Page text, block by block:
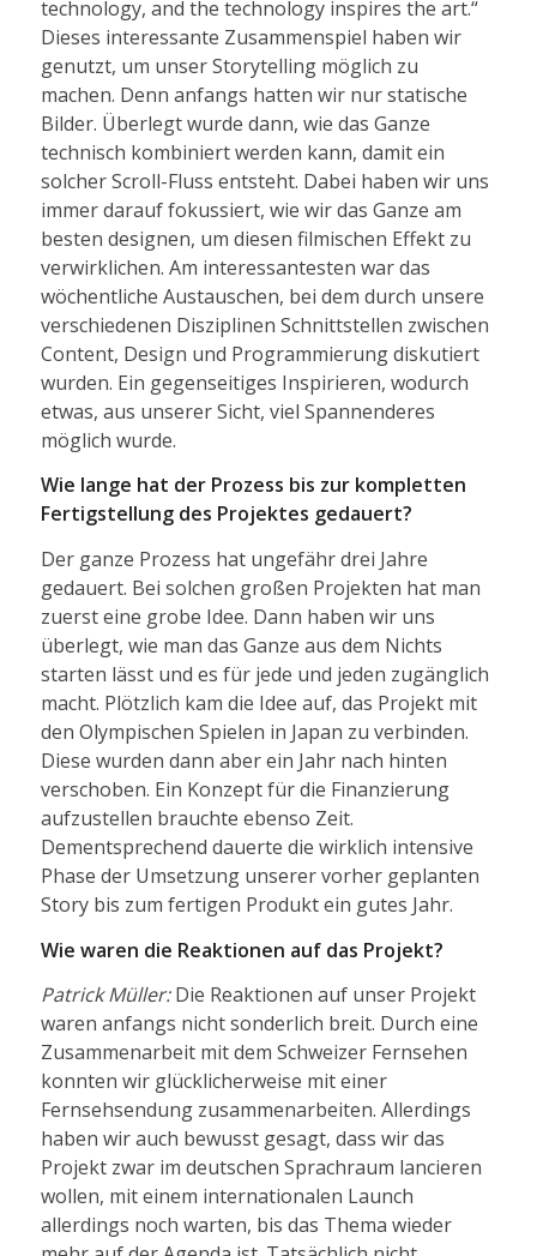
technology, and the technology inspires the art.“
Dieses interessante Zusammenspiel haben wir
genutzt, um unser Storytelling möglich zu
machen. Denn anfangs hatten wir nur statische
Bilder. Überlegt wurde dann, wie das Ganze
technisch kombiniert werden kann, damit ein
solcher Scroll-Fluss entsteht. Dabei haben wir uns
immer darauf fokussiert, wie wir das Ganze am
besten designen, um diesen filmischen Effekt zu
verwirklichen. Am interessantesten war das
wöchentliche Austauschen, bei dem durch unsere
verschiedenen Disziplinen Schnittstellen zwischen
Content, Design und Programmierung diskutiert
wurden. Ein gegenseitiges Inspirieren, wodurch
etwas, aus unserer Sicht, viel Spannenderes
möglich wurde.
Wie lange hat der Prozess bis zur kompletten
Fertigstellung des Projektes gedauert?
Der ganze Prozess hat ungefähr drei Jahre
gedauert. Bei solchen großen Projekten hat man
zuerst eine grobe Idee. Dann haben wir uns
überlegt, wie man das Ganze aus dem Nichts
starten lässt und es für jede und jeden zugänglich
macht. Plötzlich kam die Idee auf, das Projekt mit
den Olympischen Spielen in Japan zu verbinden.
Diese wurden dann aber ein Jahr nach hinten
verschoben. Ein Konzept für die Finanzierung
aufzustellen brauchte ebenso Zeit.
Dementsprechend dauerte die wirklich intensive
Phase der Umsetzung unserer vorher geplanten
Story bis zum fertigen Produkt ein gutes Jahr.
Wie waren die Reaktionen auf das Projekt?
Patrick Müller:Die Reaktionen auf unser Projekt
waren anfangs nicht sonderlich breit. Durch eine
Zusammenarbeit mit dem Schweizer Fernsehen
konnten wir glücklicherweise mit einer
Fernsehsendung zusammenarbeiten. Allerdings
haben wir auch bewusst gesagt, dass wir das
Projekt zwar im deutschen Sprachraum lancieren
wollen, mit einem internationalen Launch
allerdings noch warten, bis das Thema wieder